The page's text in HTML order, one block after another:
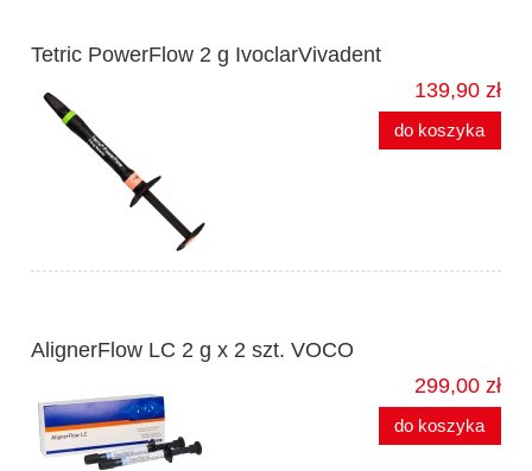
Tetric PowerFlow 2 g IvoclarVivadent
139,90 zł
do koszyka
AlignerFlow LC 2 g x 2 szt. VOCO
299,00 zł
do koszyka